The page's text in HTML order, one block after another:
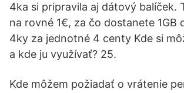
4ka si pripravila aj dátový balíček.
na rovné 1€, za čo dostanete 1GB
4ky za jednotné 4 centy Kde si
a kde ju využívať? 25.
Kde môžem požiadať o vrátenie